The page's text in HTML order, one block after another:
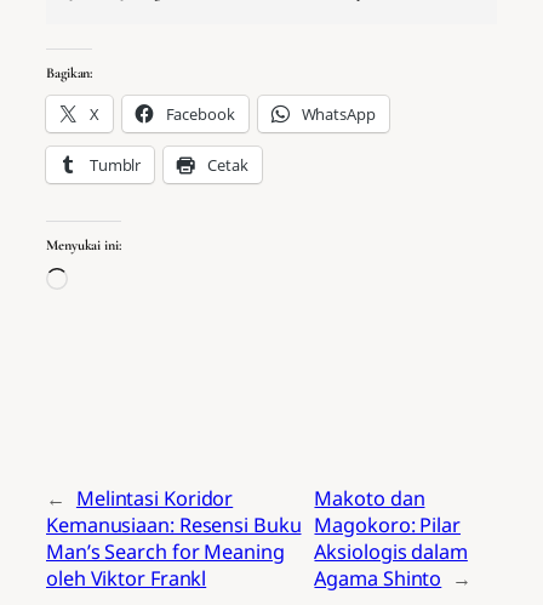
Bagikan:
X Facebook WhatsApp
Tumblr Cetak
Menyukai ini:
Memuat...
← Melintasi Koridor
Kemanusiaan: Resensi Buku
Man’s Search for Meaning
oleh Viktor Frankl
Makoto dan
Magokoro: Pilar
Aksiologis dalam
Agama Shinto →